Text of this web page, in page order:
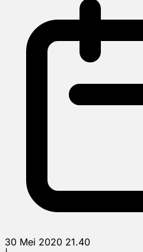
30 Mei 2020 21.40